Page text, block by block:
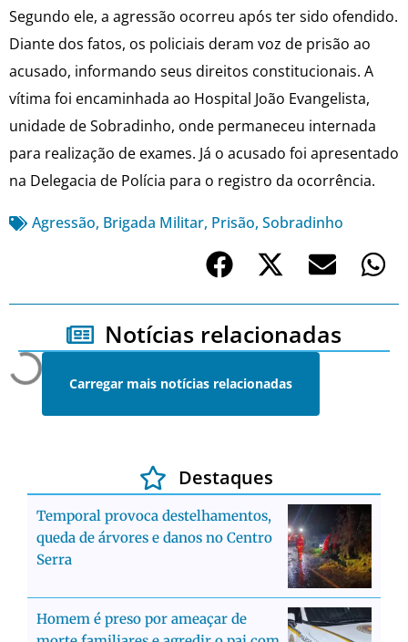
Segundo ele, a agressão ocorreu após ter sido ofendido.
Diante dos fatos, os policiais deram voz de prisão ao
acusado, informando seus direitos constitucionais. A
vítima foi encaminhada ao Hospital João Evangelista,
unidade de Sobradinho, onde permaneceu internada
para realização de exames. Já o acusado foi apresentado
na Delegacia de Polícia para o registro da ocorrência.
Agressão, Brigada Militar, Prisão, Sobradinho
Notícias relacionadas
Carregar mais notícias relacionadas
Destaques
Temporal provoca destelhamentos,
queda de árvores e danos no Centro
Serra
Homem é preso por ameaçar de